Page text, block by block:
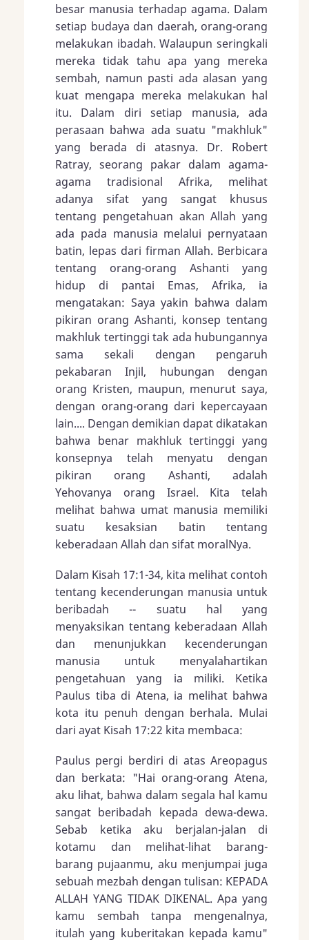
besar manusia terhadap agama. Dalam
setiap budaya dan daerah, orang-orang
melakukan ibadah. Walaupun seringkali
mereka tidak tahu apa yang mereka
sembah, namun pasti ada alasan yang
kuat mengapa mereka melakukan hal
itu. Dalam diri setiap manusia, ada
perasaan bahwa ada suatu "makhluk"
yang berada di atasnya. Dr. Robert
Ratray, seorang pakar dalam agama-
agama tradisional Afrika, melihat
adanya sifat yang sangat khusus
tentang pengetahuan akan Allah yang
ada pada manusia melalui pernyataan
batin, lepas dari firman Allah. Berbicara
tentang orang-orang Ashanti yang
hidup di pantai Emas, Afrika, ia
mengatakan: Saya yakin bahwa dalam
pikiran orang Ashanti, konsep tentang
makhluk tertinggi tak ada hubungannya
sama sekali dengan pengaruh
pekabaran Injil, hubungan dengan
orang Kristen, maupun, menurut saya,
dengan orang-orang dari kepercayaan
lain.... Dengan demikian dapat dikatakan
bahwa benar makhluk tertinggi yang
konsepnya telah menyatu dengan
pikiran orang Ashanti, adalah
Yehovanya orang Israel. Kita telah
melihat bahwa umat manusia memiliki
suatu kesaksian batin tentang
keberadaan Allah dan sifat moralNya.
Dalam Kisah 17:1-34, kita melihat contoh
tentang kecenderungan manusia untuk
beribadah -- suatu hal yang
menyaksikan tentang keberadaan Allah
dan menunjukkan kecenderungan
manusia untuk menyalahartikan
pengetahuan yang ia miliki. Ketika
Paulus tiba di Atena, ia melihat bahwa
kota itu penuh dengan berhala. Mulai
dari ayat Kisah 17:22 kita membaca:
Paulus pergi berdiri di atas Areopagus
dan berkata: "Hai orang-orang Atena,
aku lihat, bahwa dalam segala hal kamu
sangat beribadah kepada dewa-dewa.
Sebab ketika aku berjalan-jalan di
kotamu dan melihat-lihat barang-
barang pujaanmu, aku menjumpai juga
sebuah mezbah dengan tulisan: KEPADA
ALLAH YANG TIDAK DIKENAL. Apa yang
kamu sembah tanpa mengenalnya,
itulah yang kuberitakan kepada kamu"